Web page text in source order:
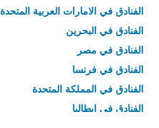
الفنادق في الامارات العربية المتحدة
الفنادق في البحرين
الفنادق في مصر
الفنادق في فرنسا
الفنادق في المملكة المتحدة
الفنادق في إيطاليا